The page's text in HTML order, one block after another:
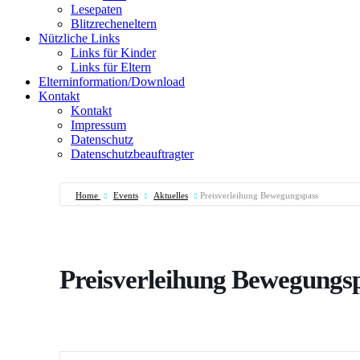
Lesepaten
Blitzrecheneltern
Nützliche Links
Links für Kinder
Links für Eltern
Elterninformation/Download
Kontakt
Kontakt
Impressum
Datenschutz
Datenschutzbeauftragter
Home Events Aktuelles Preisverleihung Bewegungspass
Preisverleihung